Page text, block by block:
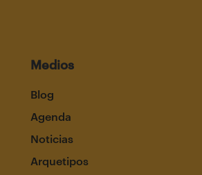
Medios
Blog
Agenda
Noticias
Arquetipos